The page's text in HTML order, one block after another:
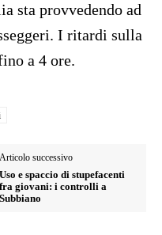
sta provvedendo ad
I ritardi sulla
a 4 ore.
Articolo successivo
Uso e spaccio di stupefacenti
fra giovani: i controlli a
Subbiano